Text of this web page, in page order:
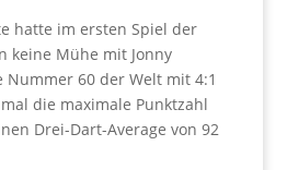
hatte im ersten Spiel der
keine Mühe mit Jonny
Nummer 60 der Welt mit 4:1
die maximale Punktzahl
Drei-Dart-Average von 92